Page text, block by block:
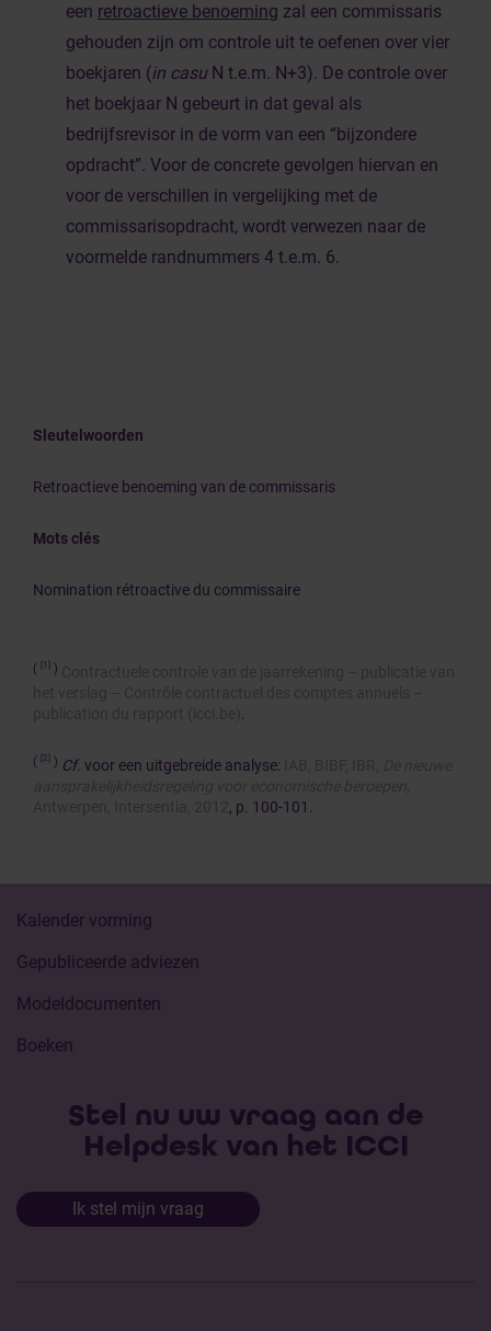
een retroactieve benoeming zal een commissaris
gehouden zijn om controle uit te oefenen over vier
boekjaren (in casuN t.e.m. N+3). De controle over
het boekjaar N gebeurt in dat geval als
bedrijfsrevisor in de vorm van een “bijzondere
opdracht”. Voor de concrete gevolgen hiervan en
voor de verschillen in vergelijking met de
commissarisopdracht, wordt verwezen naar de
voormelde randnummers 4 t.e.m. 6.
Sleutelwoorden
Retroactieve benoeming van de commissaris
Mots clés
Nomination rétroactive du commissaire
( ) Contractuele controle van de jaarrekening – publicatie van
het verslag – Contrôle contractuel des comptes annuels –
publication du rapport (icci.be)
( [2] ) Cf. voor een uitgebreide analyse: IAB, BIBF, IBR,
De nieuwe
aansprakelijkheidsregeling voor economische beroepen
Antwerpen, Intersentia, 2012 , p. 100-101.
Kalender vorming
Gepubliceerde adviezen
Modeldocumenten
Boeken
Stel nu uw vraag aan de
Helpdesk van het ICCI
Ik stel mijn vraag